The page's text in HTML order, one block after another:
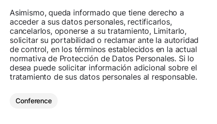
Asimismo, queda informado que tiene derecho a
acceder a sus datos personales, rectificarlos,
cancelarlos, oponerse a su tratamiento, Limitarlo,
solicitar su portabilidad o reclamar ante la autoridad
de control, en los términos establecidos en la actual
normativa de Protección de Datos Personales. Si lo
desea puede solicitar información adicional sobre el
tratamiento de sus datos personales al responsable.
Conference